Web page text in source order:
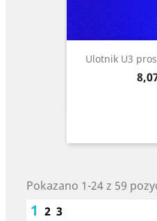
Ulotnik U3
Pokazano 1-24 z 59
1 2 3